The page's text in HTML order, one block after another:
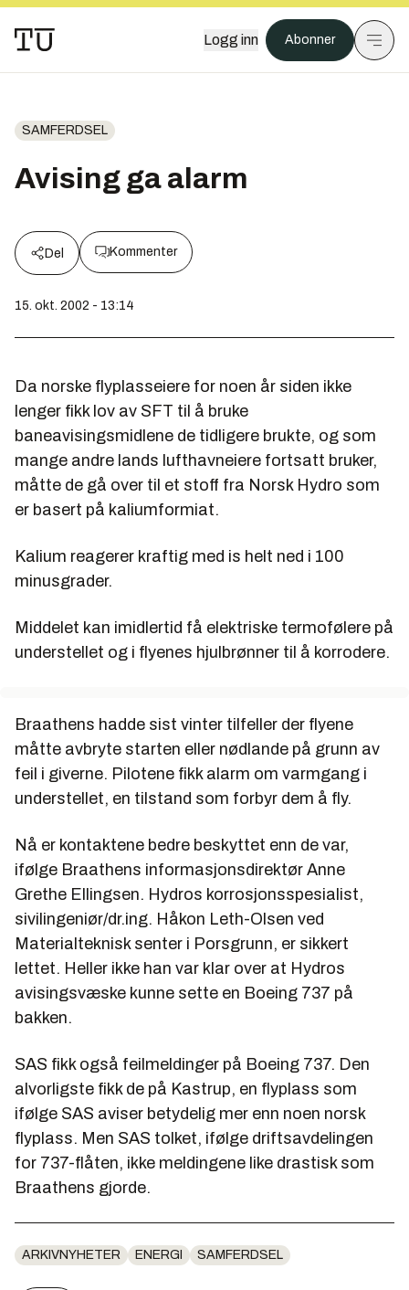
Logg inn Abonner
SAMFERDSEL
Avising ga alarm
Del Kommenter
15. okt. 2002 - 13:14
Da norske flyplasseiere for noen år siden ikke
lenger fikk lov av SFT til å bruke
baneavisingsmidlene de tidligere brukte, og som
mange andre lands lufthavneiere fortsatt bruker,
måtte de gå over til et stoff fra Norsk Hydro som
er basert på kaliumformiat.
Kalium reagerer kraftig med is helt ned i 100
minusgrader.
Middelet kan imidlertid få elektriske termofølere på
understellet og i flyenes hjulbrønner til å korrodere.
Braathens hadde sist vinter tilfeller der flyene
måtte avbryte starten eller nødlande på grunn av
feil i giverne. Pilotene fikk alarm om varmgang i
understellet, en tilstand som forbyr dem å fly.
Nå er kontaktene bedre beskyttet enn de var,
ifølge Braathens informasjonsdirektør Anne
Grethe Ellingsen. Hydros korrosjonsspesialist,
sivilingeniør/dr.ing. Håkon Leth-Olsen ved
Materialteknisk senter i Porsgrunn, er sikkert
lettet. Heller ikke han var klar over at Hydros
avisingsvæske kunne sette en Boeing 737 på
bakken.
SAS fikk også feilmeldinger på Boeing 737. Den
alvorligste fikk de på Kastrup, en flyplass som
ifølge SAS aviser betydelig mer enn noen norsk
flyplass. Men SAS tolket, ifølge driftsavdelingen
for 737-flåten, ikke meldingene like drastisk som
Braathens gjorde.
ARKIVNYHETER ENERGI SAMFERDSEL